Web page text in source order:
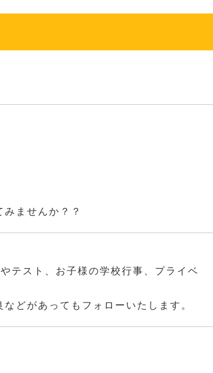
ませんか？？
テスト、お子様の学校行事、プライベ
どがあってもフォローいたします。